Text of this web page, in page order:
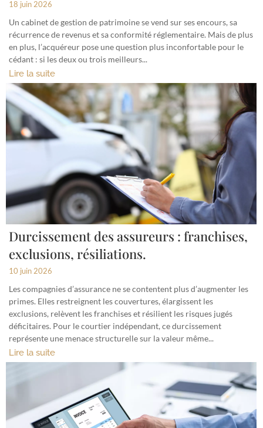
18 juin 2026
Un cabinet de gestion de patrimoine se vend sur ses encours, sa
récurrence de revenus et sa conformité réglementaire. Mais de plus
en plus, l’acquéreur pose une question plus inconfortable pour le
cédant : si les deux ou trois meilleurs...
Lire la suite
Durcissement des assureurs : franchises,
exclusions, résiliations.
10 juin 2026
Les compagnies d’assurance ne se contentent plus d’augmenter les
primes. Elles restreignent les couvertures, élargissent les
exclusions, relèvent les franchises et résilient les risques jugés
déficitaires. Pour le courtier indépendant, ce durcissement
représente une menace structurelle sur la valeur même...
Lire la suite